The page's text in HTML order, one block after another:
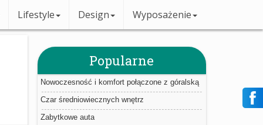
Lifestyle Design Wyposażenie
Popularne
Nowoczesność i komfort połączone z góralską
tradycją
Czar średniowiecznych wnętrz
Zabytkowe auta